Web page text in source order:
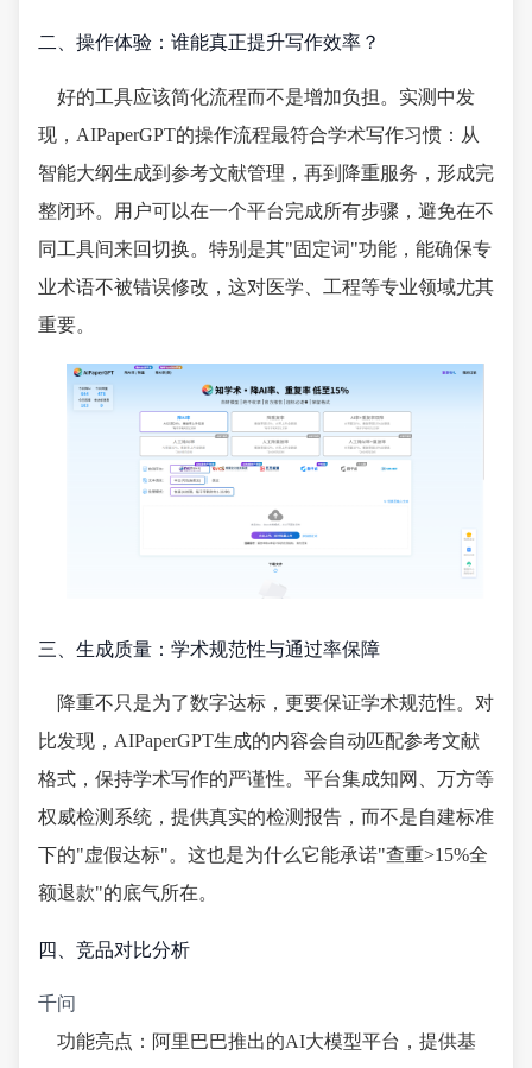
二、操作体验：谁能真正提升写作效率？
好的工具应该简化流程而不是增加负担。实测中发
现，AIPaperGPT的操作流程最符合学术写作习惯：从
智能大纲生成到参考文献管理，再到降重服务，形成完
整闭环。用户可以在一个平台完成所有步骤，避免在不
同工具间来回切换。特别是其"固定词"功能，能确保专
业术语不被错误修改，这对医学、工程等专业领域尤其
重要。
三、生成质量：学术规范性与通过率保障
降重不只是为了数字达标，更要保证学术规范性。对
比发现，AIPaperGPT生成的内容会自动匹配参考文献
格式，保持学术写作的严谨性。平台集成知网、万方等
权威检测系统，提供真实的检测报告，而不是自建标准
下的"虚假达标"。这也是为什么它能承诺"查重>15%全
额退款"的底气所在。
四、竞品对比分析
千问
功能亮点：阿里巴巴推出的AI大模型平台，提供基